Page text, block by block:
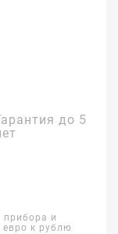
до 5
прибора и
евро к рублю